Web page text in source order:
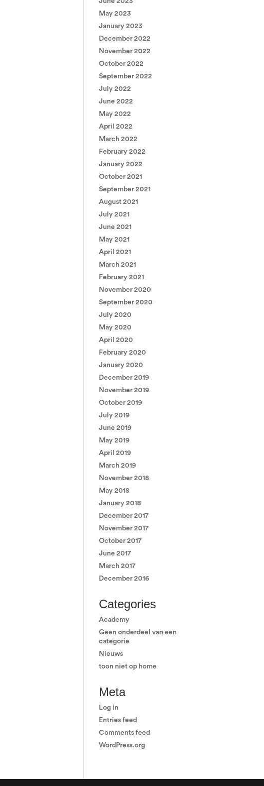
May 2023
January 2023
December 2022
November 2022
October 2022
September 2022
July 2022
June 2022
May 2022
April 2022
March 2022
February 2022
January 2022
October 2021
September 2021
August 2021
July 2021
June 2021
May 2021
April 2021
March 2021
February 2021
November 2020
September 2020
July 2020
May 2020
April 2020
February 2020
January 2020
December 2019
November 2019
October 2019
July 2019
June 2019
May 2019
April 2019
March 2019
November 2018
May 2018
January 2018
December 2017
November 2017
October 2017
June 2017
March 2017
December 2016
Categories
Academy
Geen onderdeel van een
categorie
Nieuws
toon niet op home
Meta
Log in
Entries feed
Comments feed
WordPress.org